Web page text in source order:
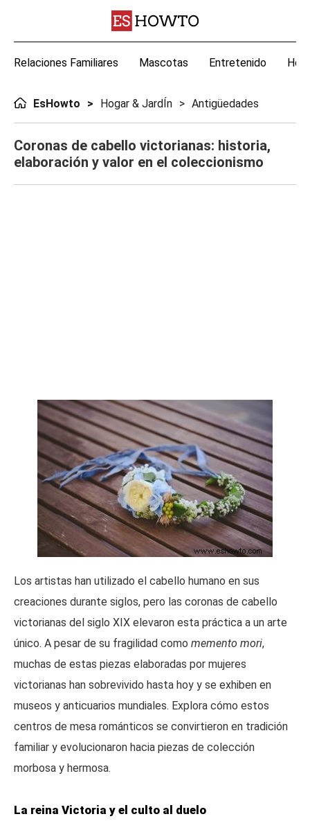
Relaciones Familiares Mascotas Entretenido
EsHowto Hogar & JardÍn Antigüedades
Coronas de cabello victorianas: historia,
elaboración y valor en el coleccionismo
Los artistas han utilizado el cabello humano en sus
creaciones durante siglos, pero las coronas de cabello
victorianas del siglo XIX elevaron esta práctica a un arte
único. A pesar de su fragilidad como memento mori,
muchas de estas piezas elaboradas por mujeres
victorianas han sobrevivido hasta hoy y se exhiben en
museos y anticuarios mundiales. Explora cómo estos
centros de mesa románticos se convirtieron en tradición
familiar y evolucionaron hacia piezas de colección
morbosa y hermosa.
La reina Victoria y el culto al duelo